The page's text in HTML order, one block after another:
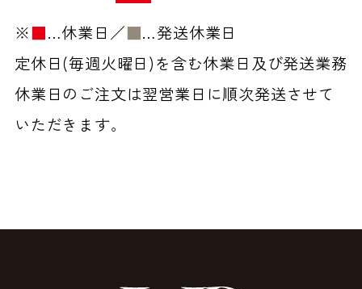
※■…休業日／■…発送休業日
定休日(毎週火曜日)を含む休業日及び発送業務
休業日のご注文は翌営業日に順次発送させて
いただきます。